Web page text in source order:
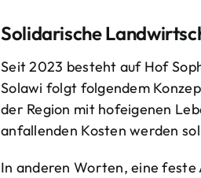
Solidarische
Seit 2023 besteht auf Hof
Solawi folgt folgendem
der Region mit hof­eigenen
anfallenden Kosten werden
In anderen Worten, eine